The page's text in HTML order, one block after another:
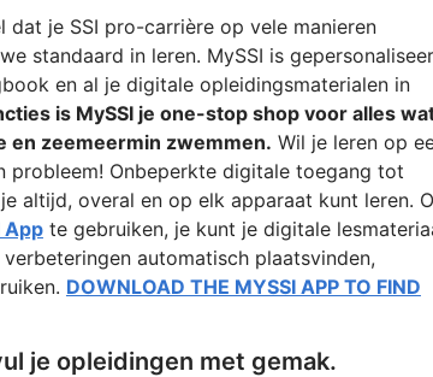
dat je SSI pro-carrière op vele manieren
standaard in leren. MySSI is
en al je digitale opleidingsmaterialen in
is MySSI je one-stop shop voor alles
en zeemeermin zwemmen. Wil je leren op
probleem! Onbeperkte digitale toegang tot
altijd, overal en op elk apparaat kunt leren.
Appte gebruiken, je kunt je digitale
automatisch plaatsvinden,
DOWNLOAD THE MYSSI APP TO FIND
je opleidingen met gemak.